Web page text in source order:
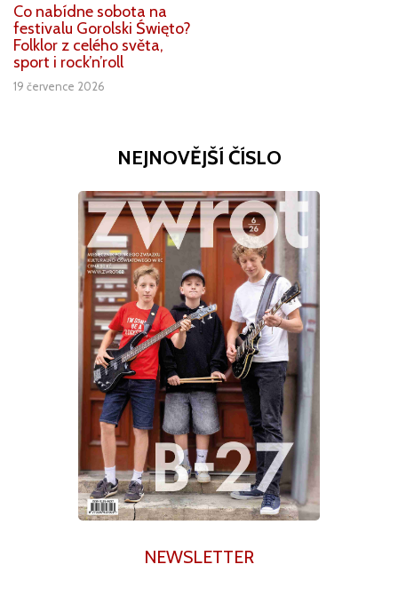
Co nabídne sobota na
festivalu Gorolski Święto?
Folklor z celého světa,
sport i rock’n’roll
19 července 2026
NEJNOVĚJŠÍ ČÍSLO
NEWSLETTER